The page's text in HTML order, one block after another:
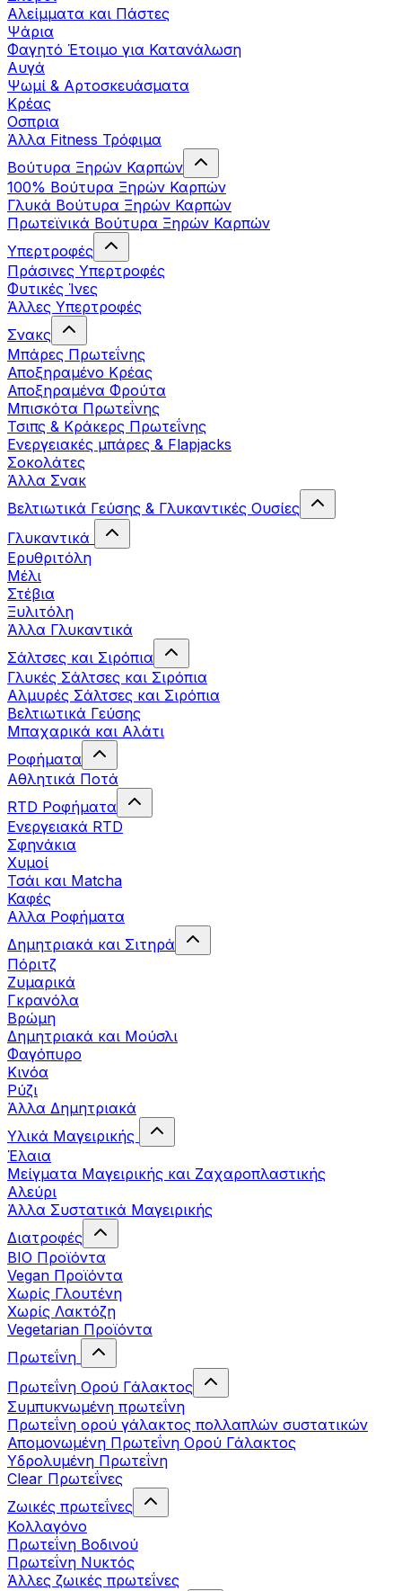
Αλείμματα και Πάστες
Ψάρια
Φαγητό Έτοιμο για Κατανάλωση
Αυγά
Ψωμί & Αρτοσκευάσματα
Κρέας
Οσπρια
Άλλα Fitness Τρόφιμα
Βούτυρα Ξηρών Καρπών
100% Βούτυρα Ξηρών Καρπών
Γλυκά Βούτυρα Ξηρών Καρπών
Πρωτεϊνικά Βούτυρα Ξηρών Καρπών
Υπερτροφές
Πράσινες Υπερτροφές
Φυτικές Ίνες
Άλλες Υπερτροφές
Σνακς
Μπάρες Πρωτεΐνης
Αποξηραμένο Κρέας
Αποξηραμένα Φρούτα
Μπισκότα Πρωτεΐνης
Τσιπς & Kράκερς Πρωτεΐνης
Ενεργειακές μπάρες & Flapjacks
Σοκολάτες
Άλλα Σνακ
Βελτιωτικά Γεύσης & Γλυκαντικές Ουσίες
Γλυκαντικά
Ερυθριτόλη
Μέλι
Στέβια
Ξυλιτόλη
Άλλα Γλυκαντικά
Σάλτσες και Σιρόπια
Γλυκές Σάλτσες και Σιρόπια
Αλμυρές Σάλτσες και Σιρόπια
Bελτιωτικά Γεύσης
Μπαχαρικά και Αλάτι
Ροφήματα
Αθλητικά Ποτά
RTD Ροφήματα
Ενεργειακά RTD
Σφηνάκια
Χυμοί
Τσάι και Matcha
Καφές
Αλλα Ροφήματα
Δημητριακά και Σιτηρά
Πόριτζ
Ζυμαρικά
Γκρανόλα
Βρώμη
Δημητριακά και Μούσλι
Φαγόπυρο
Κινόα
Ρύζι
Άλλα Δημητριακά
Υλικά Μαγειρικής
Έλαια
Μείγματα Μαγειρικής και Ζαχαροπλαστικής
Αλεύρι
Άλλα Συστατικά Μαγειρικής
Διατροφές
BIO Προϊόντα
Vegan Προϊόντα
Χωρίς Γλουτένη
Χωρίς Λακτόζη
Vegetarian Προϊόντα
Πρωτεΐνη
Πρωτεΐνη Ορού Γάλακτος
Συμπυκνωμένη πρωτεΐνη
Πρωτεΐνη ορού γάλακτος πολλαπλών συστατικών
Απομονωμένη Πρωτεΐνη Ορού Γάλακτος
Υδρολυμένη Πρωτεΐνη
Clear Πρωτεΐνες
Ζωικές πρωτεΐνες
Κολλαγόνο
Πρωτεΐνη Βοδινού
Πρωτεΐνη Νυκτός
Άλλες ζωικές πρωτεΐνες